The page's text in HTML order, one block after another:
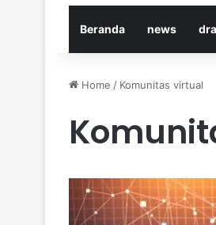
Beranda news
Home / Komunitas virtual